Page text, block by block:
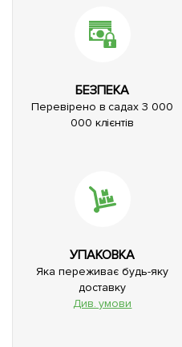
БЕЗПЕКА
Перевірено в садах 3 000
000 клієнтів
УПАКОВКА
Яка переживає будь-яку
доставку
Див. умови